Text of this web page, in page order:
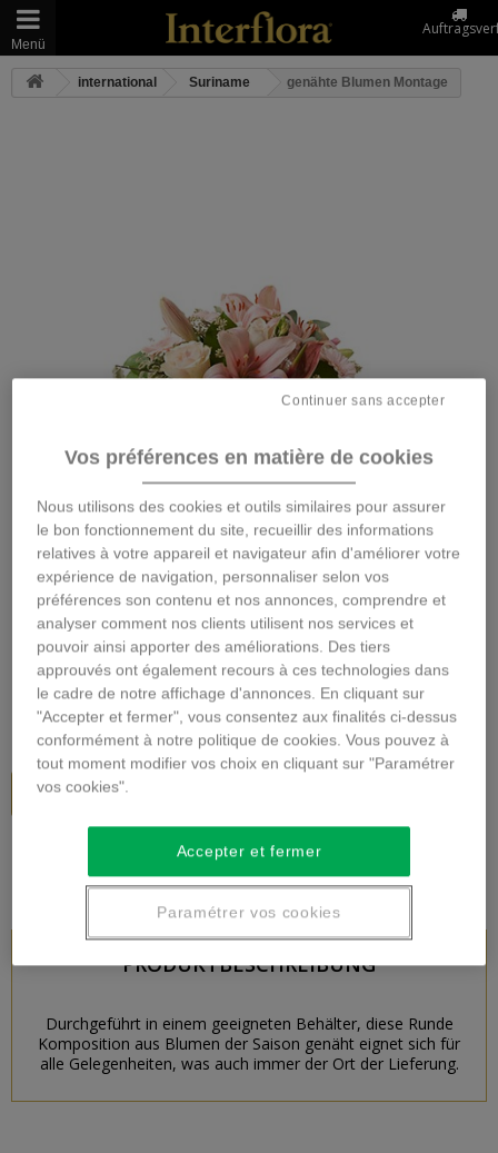
Menü
international Suriname genähte Blumen Montage
Vergrößern
GENÄHTE BLUMEN
MONTAGE
Beschreibung
54,00 €inkl. MwSt.
In den Warenkorb
PRODUKTBESCHREIBUNG
Durchgeführt in einem geeigneten Behälter, diese Runde
Komposition aus Blumen der Saison genäht eignet sich für
alle Gelegenheiten, was auch immer der Ort der Lieferung.
Vos préférences en matière de cookies
Nous utilisons des cookies et outils similaires pour assurer
le bon fonctionnement du site, recueillir des informations
relatives à votre appareil et navigateur afin d'améliorer votre
expérience de navigation, personnaliser selon vos
préférences son contenu et nos annonces, comprendre et
analyser comment nos clients utilisent nos services et
pouvoir ainsi apporter des améliorations. Des tiers
approuvés ont également recours à ces technologies dans
le cadre de notre affichage d'annonces. En cliquant sur
"Accepter et fermer", vous consentez aux finalités ci-dessus
conformément à notre politique de cookies. Vous pouvez à
tout moment modifier vos choix en cliquant sur "Paramétrer
vos cookies".
Continuer sans accepter
Accepter et fermer
Paramétrer vos cookies